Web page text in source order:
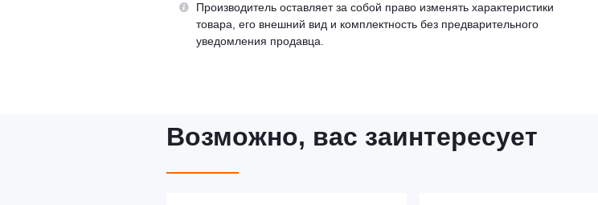
Производитель оставляет за собой право изменять характеристики
товара, его внешний вид и комплектность без предварительного
уведомления продавца.
Возможно, вас заинтересует